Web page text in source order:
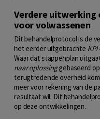
Verdere uitwerking
voor volwassenen
Dit behandelprotocol is de
het eerder uitgebrachte
Waar dat stappenplan
naar oplossinggebaseerd
terugtredende overheid
meer voor rekening van de
resultaat wil. Dit
op deze ontwikkelingen.